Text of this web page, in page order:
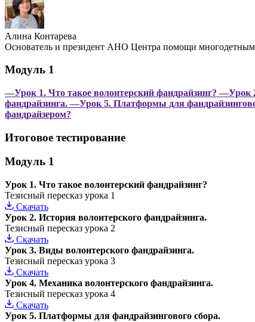
Алина Контарева
Основатель и президент АНО Центра помощи
Модуль 1
—Урок 1. Что такое волонтерский фандрайзинг?—Урок
фандрайзинга.—Урок 5. Платформы для
фандрайзером?
Итоговое тестирование
Модуль 1
Урок 1. Что такое волонтерский фандрайзинг?
Тезисный пересказ урока 1
Скачать
Урок 2. История волонтерского фандрайзинга.
Тезисный пересказ урока 2
Скачать
Урок 3. Виды волонтерского фандрайзинга.
Тезисный пересказ урока 3
Скачать
Урок 4. Механика волонтерского фандрайзинга.
Тезисный пересказ урока 4
Скачать
Урок 5. Платформы для фандрайзингового сбора.